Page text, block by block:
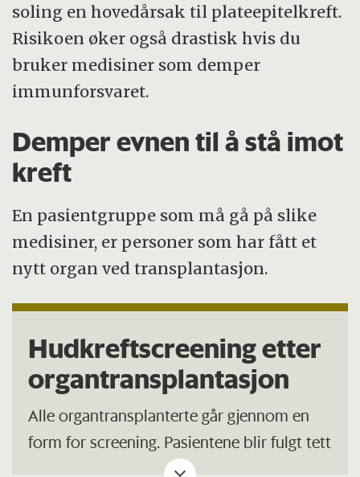
soling en hovedårsak til plateepitelkreft.
Risikoen øker også drastisk hvis du
bruker medisiner som demper
immunforsvaret.
Demper evnen til å stå imot
kreft
En pasientgruppe som må gå på slike
medisiner, er personer som har fått et
nytt organ ved transplantasjon.
Hudkreftscreening etter
organtransplantasjon
Alle organtransplanterte går gjennom en
form for screening. Pasientene blir fulgt tett
opp av både organspesialister, fastleger og